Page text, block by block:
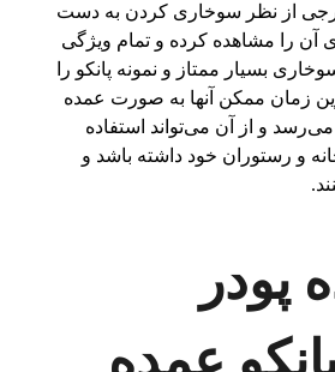
از نظر سوخاری کردن به دست
آن را مشاهده کرده و تمام ویژگی
بسیار ممتاز و نمونه پانکو را
زمان ممکن آنها به صورت عمده
و از آن می‌تواند استفاده
و رستوران خود داشته باشد و
پودر